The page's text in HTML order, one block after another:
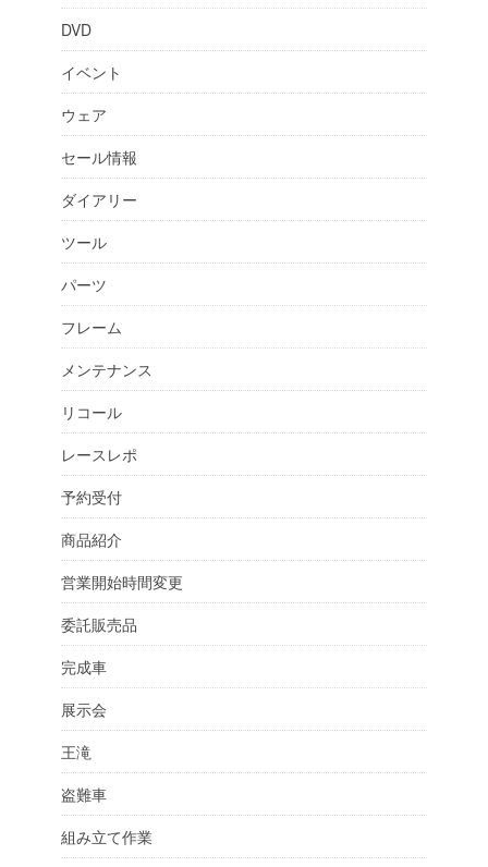
DVD
イベント
ウェア
セール情報
ダイアリー
ツール
パーツ
フレーム
メンテナンス
リコール
レースレポ
予約受付
商品紹介
営業開始時間変更
委託販売品
完成車
展示会
王滝
盗難車
組み立て作業